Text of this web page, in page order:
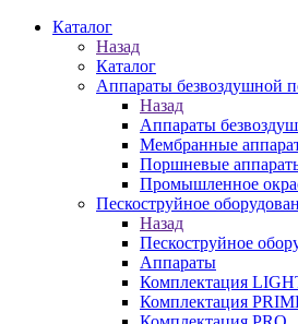
Каталог
Назад
Каталог
Аппараты безвоздушной
Назад
Аппараты
Мембранные
Поршневые
Промышленное
Пескоструйное
Назад
Пескоструйное
Аппараты
Комплектация
Комплектация